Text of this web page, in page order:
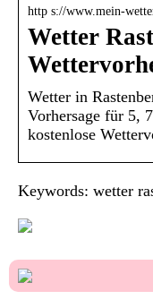
http s://www.mein-
Wetter
Wetter in
Vorhersage für 5,
kostenlose
Keywords: wetter